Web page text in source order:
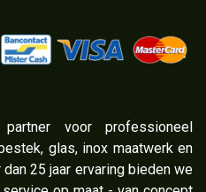
voor professioneel
glas, inox maatwerk en
25 jaar ervaring bieden we